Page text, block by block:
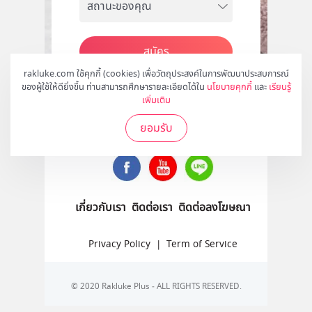
rakluke.com ใช้คุกกี้ (cookies) เพื่อวัตถุประสงค์ในการพัฒนาประสบการณ์
ของผู้ใช้ให้ดียิ่งขึ้น ท่านสามารถศึกษารายละเอียดได้ใน นโยบายคุกกี้ และ เรียนรู้
เพิ่มเติม
ยอมรับ
สมัคร
ติดตามเราได้ที่
เกี่ยวกับเรา ติดต่อเรา ติดต่อลงโฆษณา
Privacy Policy | Term of Service
© 2020 Rakluke Plus - ALL RIGHTS RESERVED.